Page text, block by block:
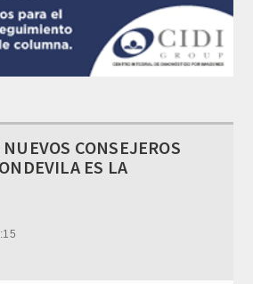
CONSEJEROS
ES LA